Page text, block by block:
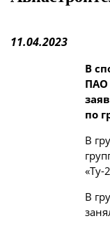
11.04.2023
В
ПАО
по
В
«Ту-
В